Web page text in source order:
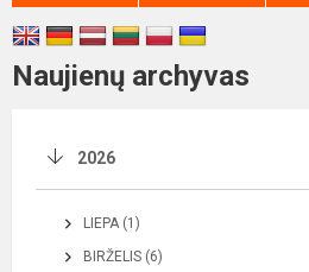
Naujienų archyvas
2026
LIEPA (1)
BIRŽELIS (6)